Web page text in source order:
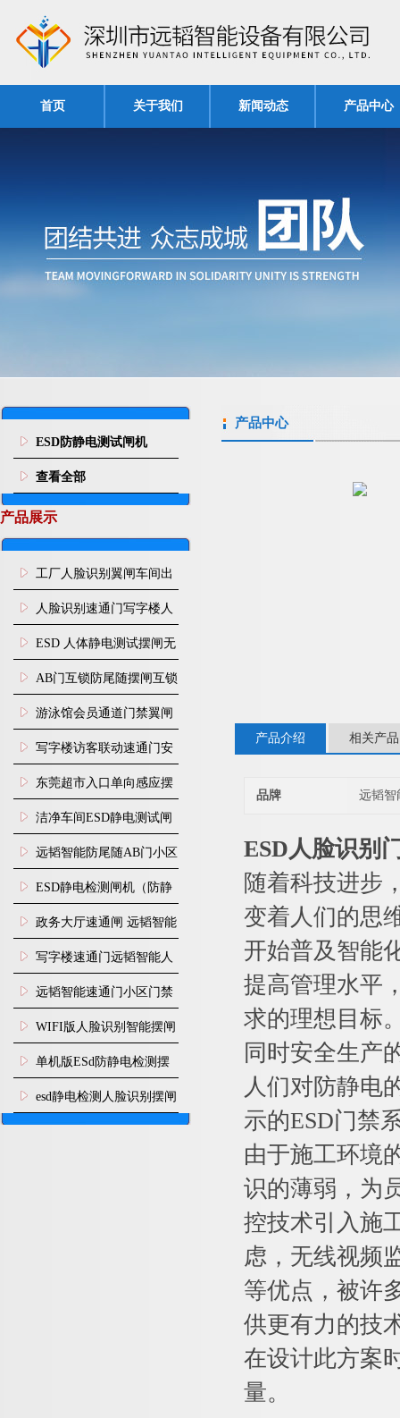
首页 关于我们 新闻动态 产品中心
ESD防静电测试闸机
查看全部
产品展示
工厂人脸识别翼闸车间出
入口人行通道门禁
人脸识别速通门写字楼人
行通道闸门禁设备
ESD 人体静电测试摆闸无
尘车间防静电闸机
AB门互锁防尾随摆闸互锁
闸机
游泳馆会员通道门禁翼闸
写字楼访客联动速通门安
装
东莞超市入口单向感应摆
闸安装
洁净车间ESD静电测试闸
机
远韬智能防尾随AB门小区
门禁闸机安装
​ESD静电检测闸机（防静
电门禁通道系统）
政务大厅速通闸 远韬智能
防尾随静音速通门
写字楼速通门远韬智能人
脸识别快速通道闸
远韬智能速通门小区门禁
闸机食堂消费摆闸
WIFI版人脸识别智能摆闸
机
单机版ESd防静电检测摆
闸机
esd静电检测人脸识别摆闸
安装
产品中心
产品介绍 相关产品
品牌 远韬智
ESD人脸识别
随着科技进步
变着人们的思
开始普及智能
提高管理水平
求的理想目标
同时安全生产
人们对防静电
示的ESD门禁
由于施工环境
识的薄弱，为
控技术引入施
虑，无线视频
等优点，被许
供更有力的技
在设计此方案
量。